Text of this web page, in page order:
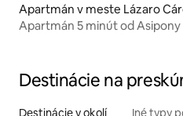
Apartmán v meste Lázaro
Apartmán 5 minút od Asipony
Destinácie na
Destinácie v okolí Iné typy